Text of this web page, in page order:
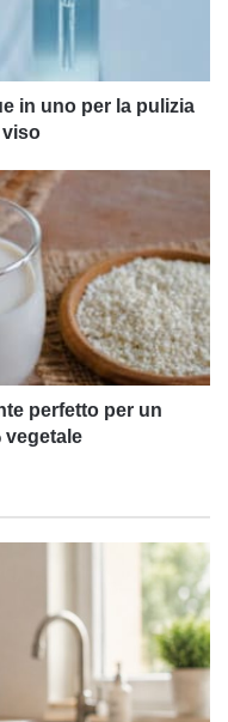
in uno per la pulizia
perfetto per un
vegetale